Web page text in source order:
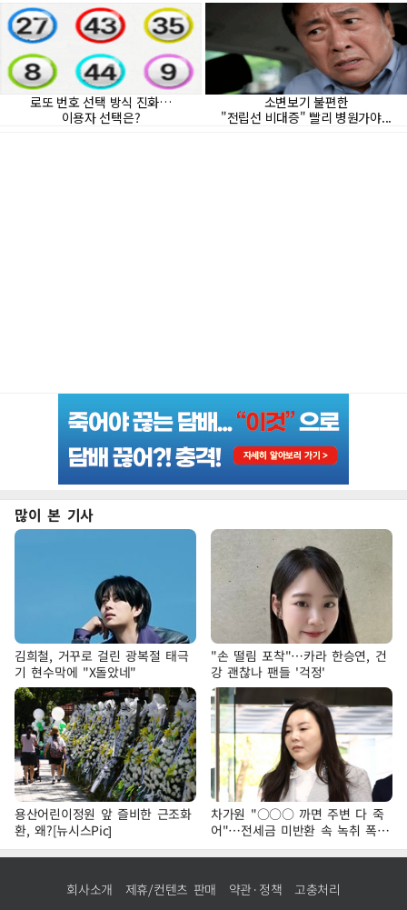
많이 본 기사
김희철, 거꾸로 걸린 광복절 태극
기 현수막에 "X돌았네"
"손 떨림 포착"…카라 한승연, 건
강 괜찮나 팬들 '걱정'
용산어린이정원 앞 즐비한 근조화
환, 왜?[뉴시스Pic]
차가원 "○○○ 까면 주변 다 죽
어"…전세금 미반환 속 녹취 폭로
파장
회사소개 제휴/컨텐츠 판매 약관·정책 고충처리